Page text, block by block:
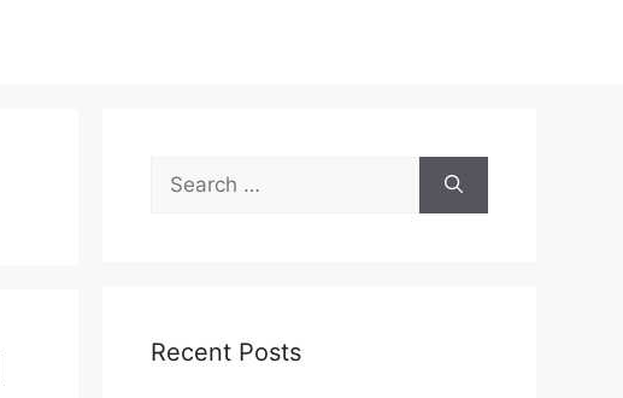
fRecent Posts